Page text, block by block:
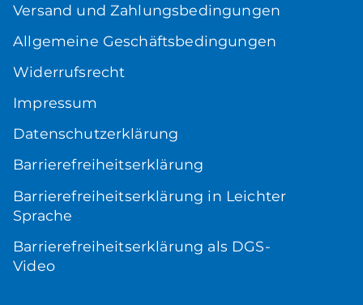
Versand und Zahlungsbedingungen
Allgemeine Geschäftsbedingungen
Widerrufsrecht
Impressum
Datenschutzerklärung
Barrierefreiheitserklärung
Barrierefreiheitserklärung in Leichter
Sprache
Barrierefreiheitserklärung als DGS-
Video